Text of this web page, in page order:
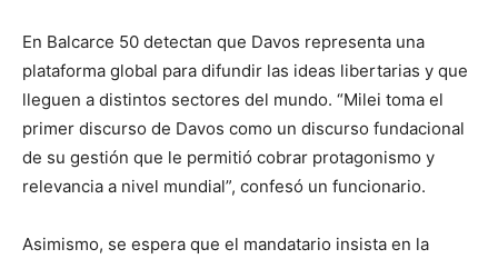
En Balcarce 50 detectan que Davos representa una
plataforma global para difundir las ideas libertarias y que
lleguen a distintos sectores del mundo. “Milei toma el
primer discurso de Davos como un discurso fundacional
de su gestión que le permitió cobrar protagonismo y
relevancia a nivel mundial”, confesó un funcionario.
Asimismo, se espera que el mandatario insista en la